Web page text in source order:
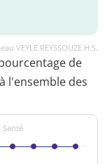
VEYLE REYSSOUZE H.S.
de
l'ensemble des